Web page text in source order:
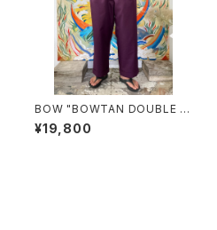
BOW "BOWTAN DOUBLE P
OLYESTER GABARDINE"(G
RAPE)
¥19,800